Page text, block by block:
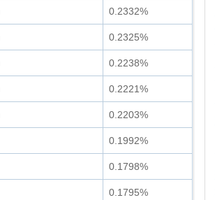
0.2332%
0.2325%
0.2238%
0.2221%
0.2203%
0.1992%
0.1798%
0.1795%